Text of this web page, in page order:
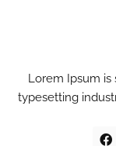
Lorem Ipsum
typesetting